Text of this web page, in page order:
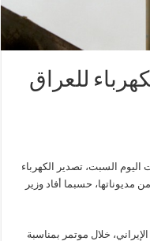
للعراق
اليوم السبت، تصدير الكهرباء
مديوناتها، حسبما أفاد وزير
خلال موتمر بمناسبة